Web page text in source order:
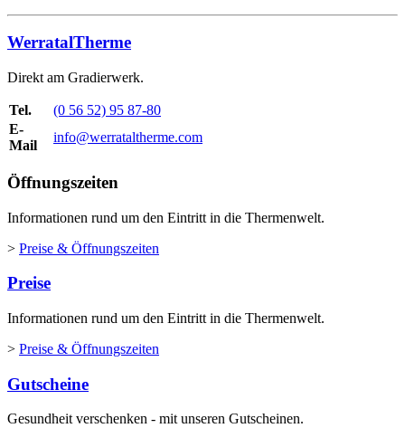
WerratalTherme
Direkt am Gradierwerk.
Tel.
(0 56 52) 95 87-80
E-
Mail
info@werrataltherme.com
Öffnungszeiten
Informationen rund um den Eintritt in die Thermenwelt.
> Preise & Öffnungszeiten
Preise
Informationen rund um den Eintritt in die Thermenwelt.
> Preise & Öffnungszeiten
Gutscheine
Gesundheit verschenken - mit unseren Gutscheinen.